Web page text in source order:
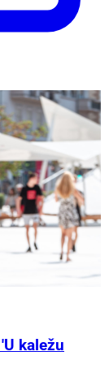
kaležu